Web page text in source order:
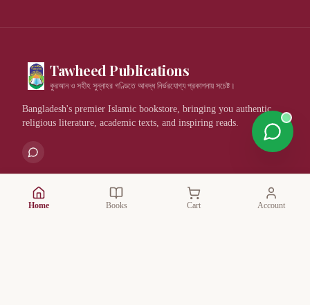
Tawheed Publications
কুরআন ও সহীহ সুন্নাহর গণ্ডিতে আবদ্ধ নির্ভরযোগ্য প্রকাশনায় সচেষ্ট।
Bangladesh's premier Islamic bookstore, bringing you authentic
religious literature, academic texts, and inspiring reads.
Quick Links
Home Books Cart Account